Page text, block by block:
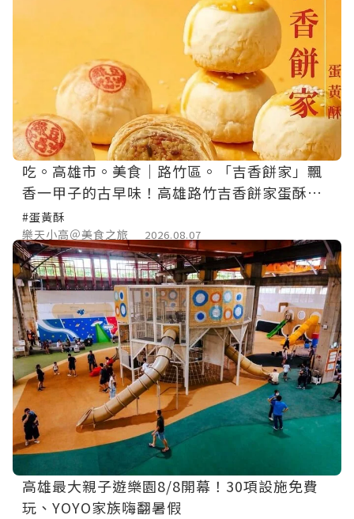
吃。高雄市。美食｜路竹區。「吉香餅家」飄
香一甲子的古早味！高雄路竹吉香餅家蛋酥
餅，純手工限量必搶。
#蛋黃酥
樂天小高＠美食之旅
2026.08.07
高雄最大親子遊樂園8/8開幕！30項設施免費
玩、YOYO家族嗨翻暑假